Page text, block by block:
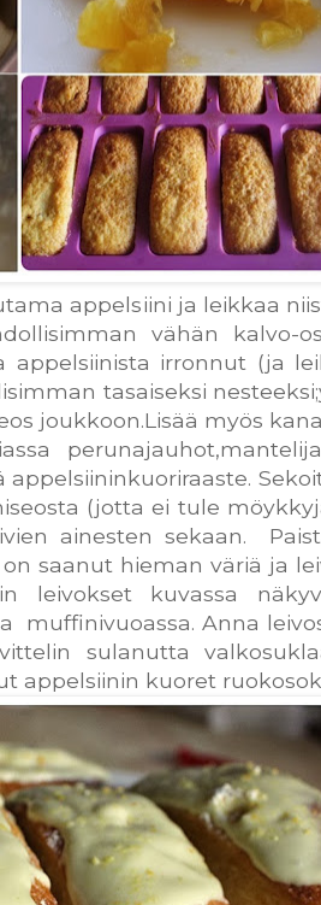
appelsiini ja leikkaa
vähän kalvo-
appelsiinista irronnut (ja
tasaiseksi
joukkoon.Lisää myös
(jotta ei tule
ainesten sekaan.
saanut hieman väriä ja
leivokset kuvassa
muffinivuoassa. Anna
sulanutta
appelsiinin kuoret